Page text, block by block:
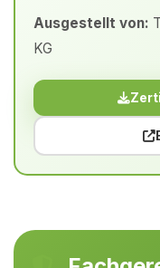
Ausgestellt von:
KG